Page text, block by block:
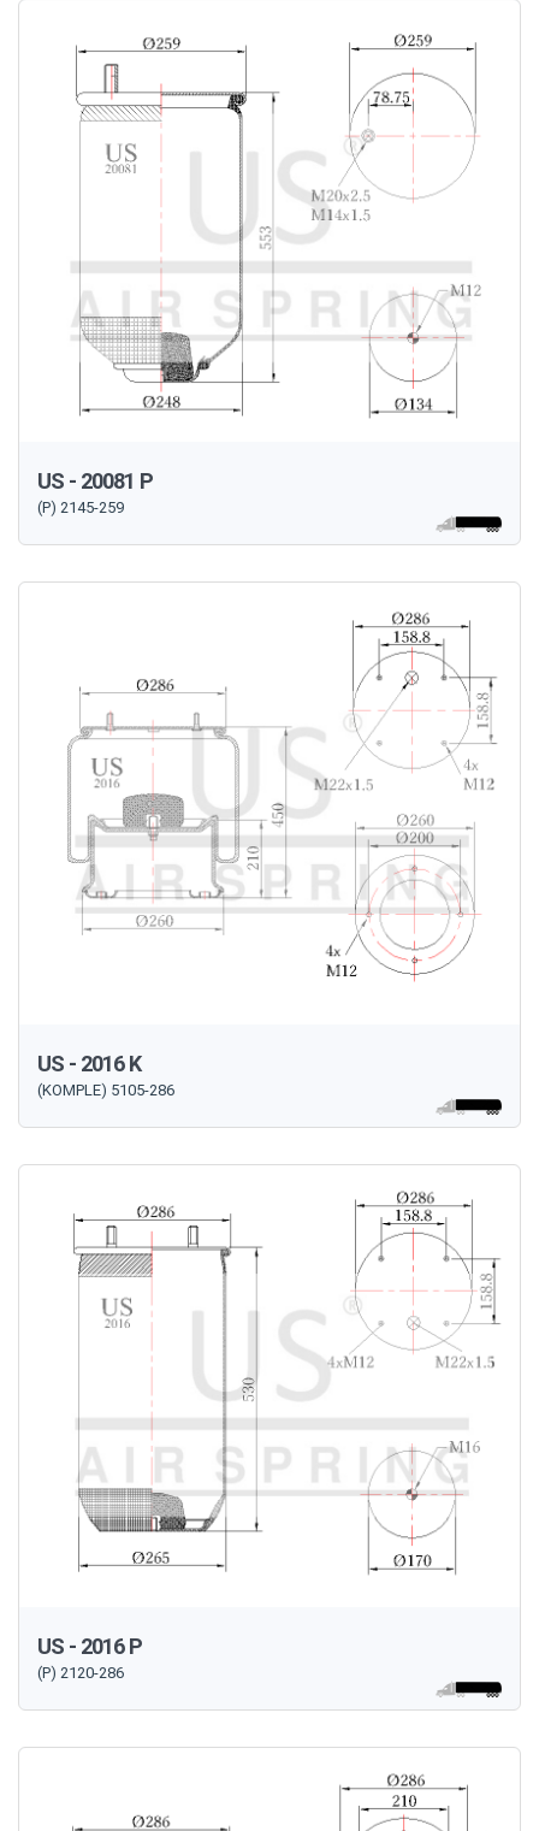
US - 20081 P
(P) 2145-259
US - 2016 K
(KOMPLE) 5105-286
US - 2016 P
(P) 2120-286